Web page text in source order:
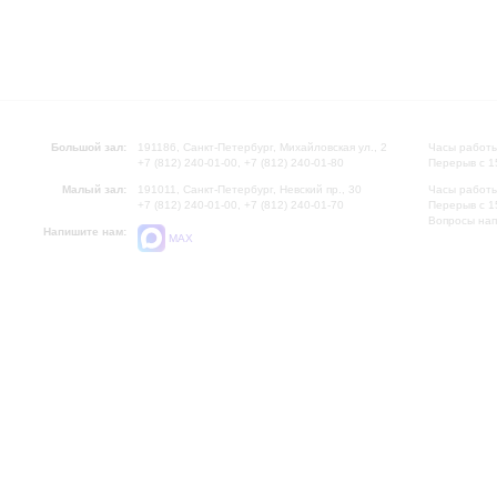
Большой зал:
191186, Санкт-Петербург, Михайловская ул., 2
+7 (812) 240-01-00, +7 (812) 240-01-80
Малый зал:
191011, Санкт-Петербург, Невский пр., 30
+7 (812) 240-01-00, +7 (812) 240-01-70
Напишите нам:
MAX
Часы
Перерыв с
Часы
Перерыв с
Вопросы